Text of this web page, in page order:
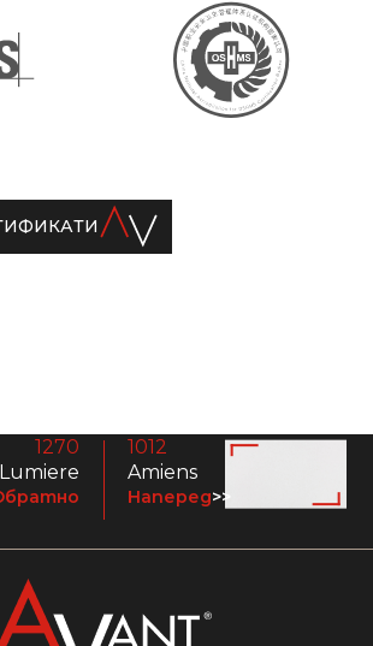
1270
Lumiere
1012
Amiens
Наперед>>